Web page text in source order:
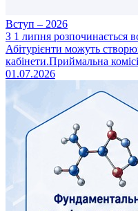
Вступ – 2026
З 1 липня розпочинається
Абітурієнти можуть
кабінети.Приймальна
01.07.2026